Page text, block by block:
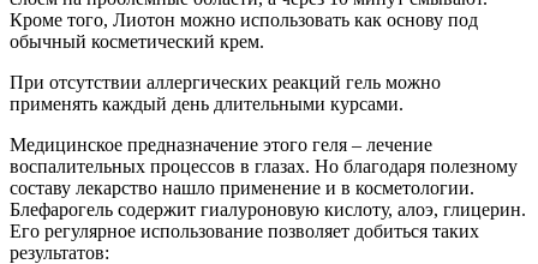
Кроме того, Лиотон можно использовать как основу под
обычный косметический крем.
При отсутствии аллергических реакций гель можно
применять каждый день длительными курсами.
Медицинское предназначение этого геля – лечение
воспалительных процессов в глазах. Но благодаря полезному
составу лекарство нашло применение и в косметологии.
Блефарогель содержит гиалуроновую кислоту, алоэ, глицерин.
Его регулярное использование позволяет добиться таких
результатов: